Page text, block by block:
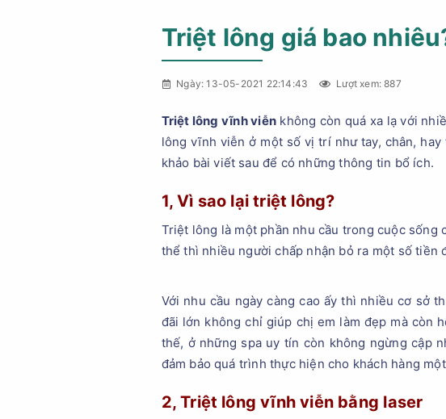
Triệt lông giá bao
Ngày: 13-05-2021 22:14:43 Lượt xem: 887
Triệt lông vĩnh viễn không còn quá xa lạ với
lông vĩnh viễn ở một số vị trí như tay, chân,
khảo bài viết sau để có những thông tin bổ ích.
1, Vì sao lại triệt lông?
Triệt lông là một phần nhu cầu trong cuộc
thể thì nhiều người chấp nhận bỏ ra một số
Với nhu cầu ngày càng cao ấy thì nhiều cơ sở
đãi lớn không chỉ giúp chị em làm đẹp mà còn
thế, ở những spa uy tín còn không ngừng cập
đảm bảo quá trình thực hiện cho khách hàng
2, Triệt lông vĩnh viễn bằng laser